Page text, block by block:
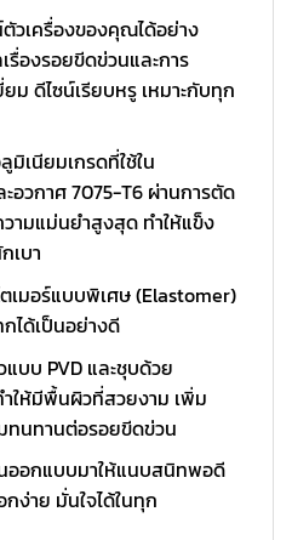
ตัวเครื่องของคุณได้อย่าง
รื่องรอยขีดข่วนและการ
ดีไซน์เรียบหรู เหมาะกับทุก
เนียมเกรดที่ใช้ใน
อวกาศ 7075-T6 ผ่านการตัด
ามแม่นยำสูงสุด ทำให้แข็ง
เบา
เมอร์แบบพิเศษ (Elastomer)
ได้เป็นอย่างดี
บบ PVD และชุบด้วย
ให้มีพื้นผิวที่สวยงาม เพิ่ม
ทนทานต่อรอยขีดข่วน
ออกแบบมาให้แนบสนิทพอดี
ง่าย มั่นใจได้ในทุก